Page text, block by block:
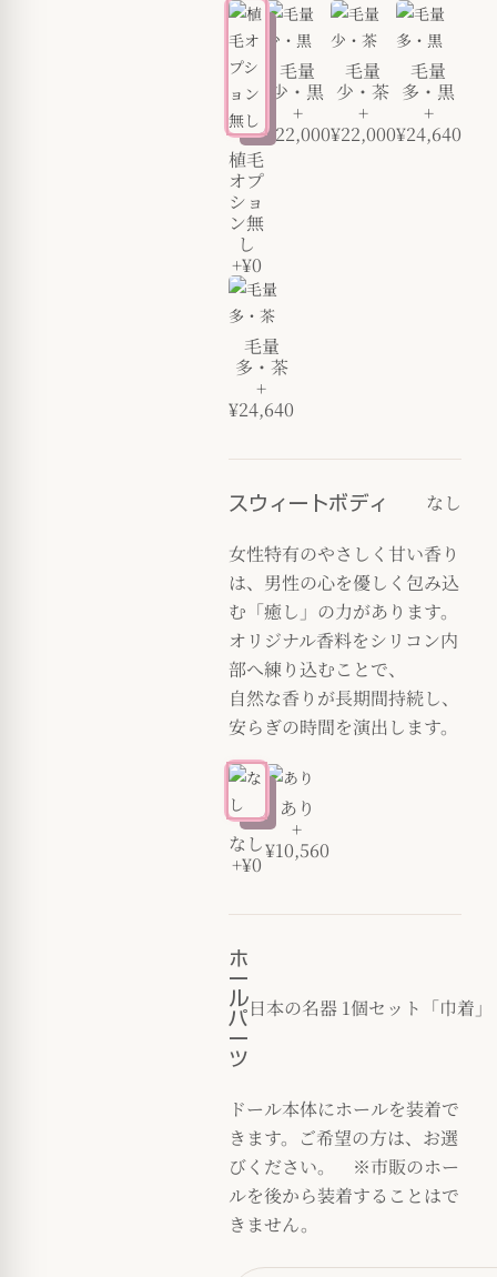
植毛
オプ
ショ
ン無
し
+¥0
毛量
少・黒
+
¥22,000
毛量
少・茶
+
¥22,000
毛量
多・黒
+
¥24,640
毛量
多・茶
+
¥24,640
スウィートボディ
なし
女性特有のやさしく甘い香り
は、男性の心を優しく包み込
む「癒し」の力があります。
オリジナル香料をシリコン内
部へ練り込むことで、
自然な香りが長期間持続し、
安らぎの時間を演出します。
なし
+¥0
あり
+
¥10,560
ホ
ー
ル
パ
ー
ツ
日本の名器 1個セット「巾着」
ドール本体にホールを装着で
きます。ご希望の方は、お選
びください。 ※市販のホー
ルを後から装着することはで
きません。